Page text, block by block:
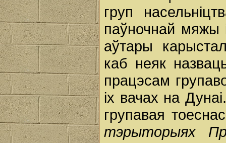
груп
паўночнай мяжы
аўтары
каб неяк
працэсам
іх вачах на
групавая
тэрыторыях